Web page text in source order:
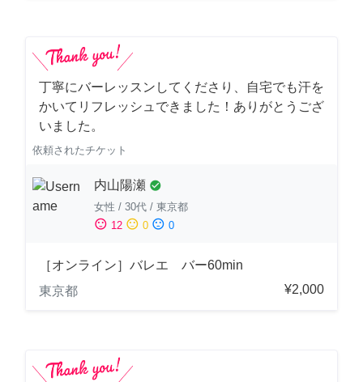
丁寧にバーレッスンしてくださり、自宅でも汗を
かいてリフレッシュできました！ありがとうござ
いました。
依頼されたチケット
内山陽瀬 check_circle
女性 / 30代 / 東京都
sentiment_satisfied 12 sentiment_neutral 0 sentiment_dissatisfied 0
［オンライン］バレエ バー60min
東京都
¥2,000